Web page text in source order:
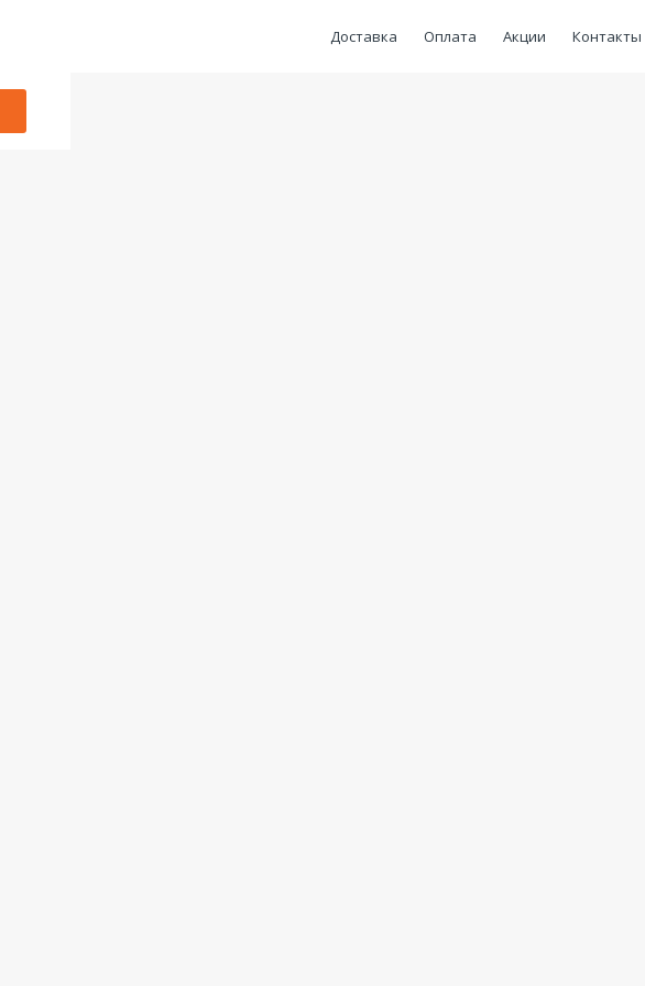
Доставка Оплата Акции Контакты